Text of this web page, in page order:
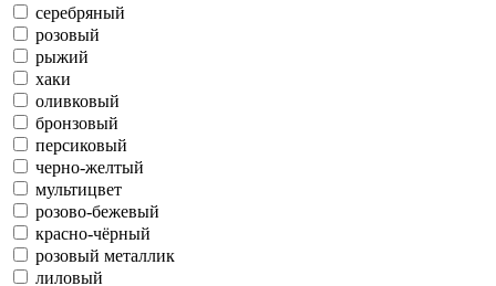
серебряный
розовый
рыжий
хаки
оливковый
бронзовый
персиковый
черно-желтый
мультицвет
розово-бежевый
красно-чёрный
розовый металлик
лиловый